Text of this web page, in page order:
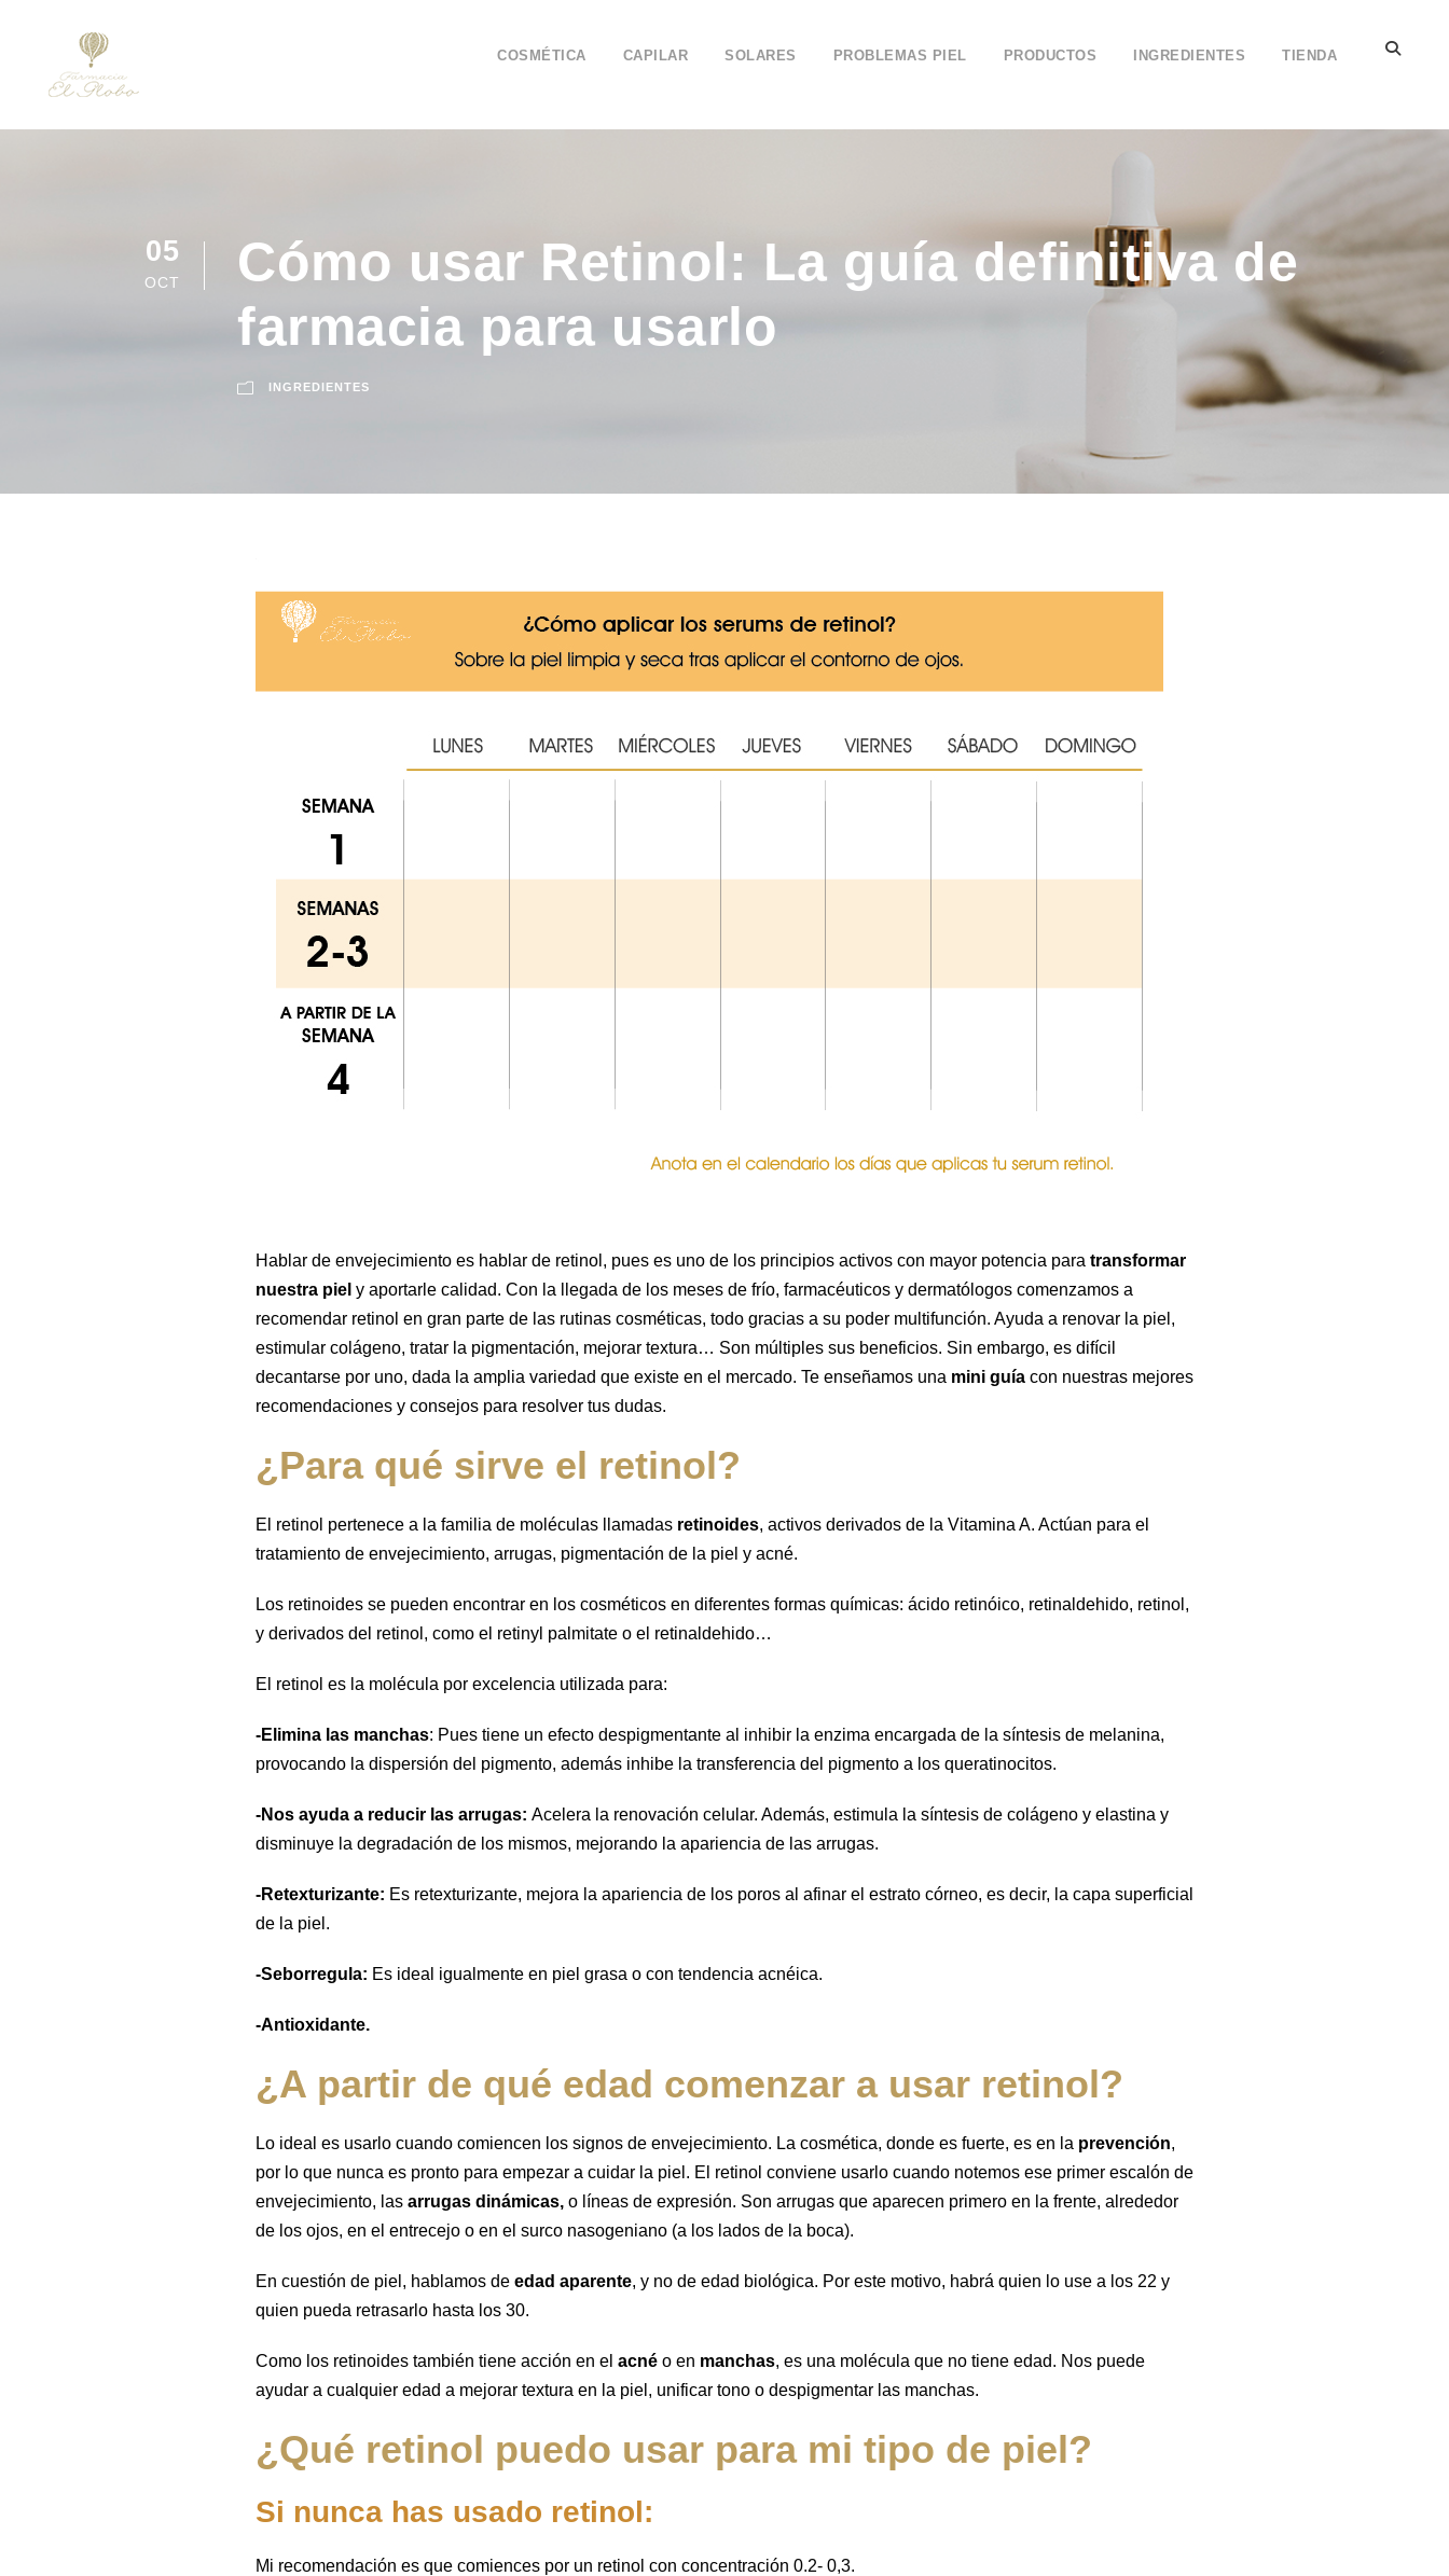
COSMÉTICA CAPILAR SOLARES PROBLEMAS PIEL PRODUCTOS INGREDIENTES TIENDA
05
OCT
Cómo usar Retinol: La guía definitiva de
farmacia para usarlo
INGREDIENTES
Hablar de envejecimiento es hablar de retinol, pues es uno de los principios activos con mayor potencia para transformar
nuestra piel y aportarle calidad. Con la llegada de los meses de frío, farmacéuticos y dermatólogos comenzamos a
recomendar retinol en gran parte de las rutinas cosméticas, todo gracias a su poder multifunción. Ayuda a renovar la piel,
estimular colágeno, tratar la pigmentación, mejorar textura… Son múltiples sus beneficios. Sin embargo, es difícil
decantarse por uno, dada la amplia variedad que existe en el mercado. Te enseñamos una mini guía con nuestras mejores
recomendaciones y consejos para resolver tus dudas.
¿Para qué sirve el retinol?
El retinol pertenece a la familia de moléculas llamadas retinoides, activos derivados de la Vitamina A. Actúan para el
tratamiento de envejecimiento, arrugas, pigmentación de la piel y acné.
Los retinoides se pueden encontrar en los cosméticos en diferentes formas químicas: ácido retinóico, retinaldehido, retinol,
y derivados del retinol, como el retinyl palmitate o el retinaldehido…
El retinol es la molécula por excelencia utilizada para:
-Elimina las manchas: Pues tiene un efecto despigmentante al inhibir la enzima encargada de la síntesis de melanina,
provocando la dispersión del pigmento, además inhibe la transferencia del pigmento a los queratinocitos.
-Nos ayuda a reducir las arrugas: Acelera la renovación celular. Además, estimula la síntesis de colágeno y elastina y
disminuye la degradación de los mismos, mejorando la apariencia de las arrugas.
-Retexturizante: Es retexturizante, mejora la apariencia de los poros al afinar el estrato córneo, es decir, la capa superficial
de la piel.
-Seborregula: Es ideal igualmente en piel grasa o con tendencia acnéica.
-Antioxidante.
¿A partir de qué edad comenzar a usar retinol?
Lo ideal es usarlo cuando comiencen los signos de envejecimiento. La cosmética, donde es fuerte, es en la prevención,
por lo que nunca es pronto para empezar a cuidar la piel. El retinol conviene usarlo cuando notemos ese primer escalón de
envejecimiento, las arrugas dinámicas, o líneas de expresión. Son arrugas que aparecen primero en la frente, alrededor
de los ojos, en el entrecejo o en el surco nasogeniano (a los lados de la boca).
En cuestión de piel, hablamos de edad aparente, y no de edad biológica. Por este motivo, habrá quien lo use a los 22 y
quien pueda retrasarlo hasta los 30.
Como los retinoides también tiene acción en el acné o en manchas, es una molécula que no tiene edad. Nos puede
ayudar a cualquier edad a mejorar textura en la piel, unificar tono o despigmentar las manchas.
¿Qué retinol puedo usar para mi tipo de piel?
Si nunca has usado retinol:
Mi recomendación es que comiences por un retinol con concentración 0.2- 0,3.